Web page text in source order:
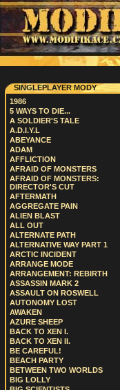
SINGLEPLAYER MODY
1986
5 WAYS TO DIE...
A SOLDIER'S TALE
A.D.I.Y.L
ABEYANCE
ADAM
AFFLICTION
AFRAID OF MONSTERS
AFRAID OF MONSTERS:
DIRECTOR'S CUT
AFTERMATH
AGGREGATE PAIN
ALIEN BLAST
ALL OUT
ALTERNATE PATH
ALTERNATIVE WAY PART 1
ARCTIC INCIDENT
ARRANGE MODE
ARRANGEMENT: REBIRTH
ASSASSIN MARK 2
ASSAULT ON ROSWELL
AUTONOMY LOST
AWAKEN
AZURE SHEEP
BACK TO XEN I.
BACK TO XEN II.
BE CAREFUL!
BEACH PARTY
BETWEEN TWO WORLDS
BIG LOLLY